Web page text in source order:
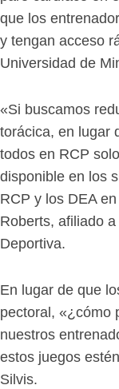
que los
y tengan acceso
Universidad de
«Si buscamos
torácica, en lugar
todos en RCP
disponible en los
RCP y los DEA
Roberts, afiliado
Deportiva.
En lugar de que
pectoral, «¿cómo
nuestros
estos juegos
Silvis.